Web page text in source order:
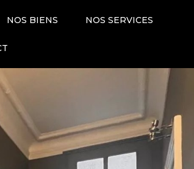
NOS BIENS NOS SERVICES